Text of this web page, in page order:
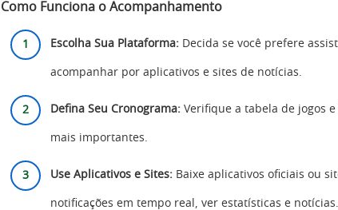
Como Funciona o Acompanhamento
Escolha Sua Plataforma: Decida se você prefere
acompanhar por aplicativos e sites de notícias.
Defina Seu Cronograma: Verifique a tabela de jogos
mais importantes.
Use Aplicativos e Sites: Baixe aplicativos oficiais ou
notificações em tempo real, ver estatísticas e notícias.